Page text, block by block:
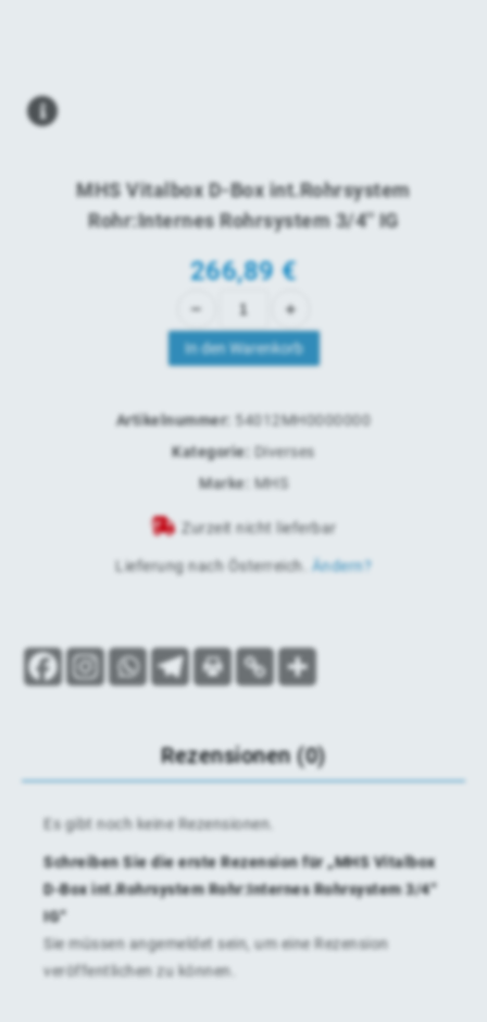
MHS Vitalbox D-Box int.Rohrsystem
Rohr:Internes Rohrsystem 3/4'' IG
266,89€
In den Warenkorb
Artikelnummer:
54012MH0000000
Kategorie:
Diverses
Marke: MHS
Zurzeit nicht lieferbar
Lieferung nach Österreich Ändern?
Rezensionen (0)
Es gibt noch keine Rezensionen.
Schreiben Sie die erste Rezension für „MHS Vitalbox
D-Box int.Rohrsystem Rohr:Internes Rohrsystem 3/4“
IG“
Sie müssen angemeldet sein, um eine Rezension
veröffentlichen zu können.